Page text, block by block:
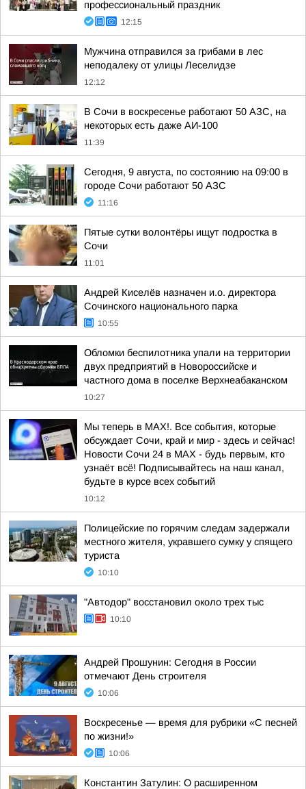
профессиональный праздник
12:15
Мужчина отправился за грибами в лес
неподалеку от улицы Леселидзе
12:12
В Сочи в воскресенье работают 50 АЗС, на
некоторых есть даже АИ-100
11:39
Сегодня, 9 августа, по состоянию на 09:00 в
городе Сочи работают 50 АЗС
11:16
Пятые сутки волонтёры ищут подростка в
Сочи
11:01
Андрей Киселёв назначен и.о. директора
Сочинского национального парка
10:55
Обломки беспилотника упали на территории
двух предприятий в Новороссийске и
частного дома в поселке Верхнеабаканском
10:27
Мы теперь в MAX!. Все события, которые
обсуждает Сочи, край и мир - здесь и сейчас!
Новости Сочи 24 в MAX - будь первым, кто
узнаёт всё! Подписывайтесь на наш канал,
будьте в курсе всех событий
10:12
Полицейские по горячим следам задержали
местного жителя, укравшего сумку у спящего
туриста
10:10
"Автодор" восстановил около трех тыс
10:10
Андрей Прошунин: Сегодня в России
отмечают День строителя
10:06
Воскресенье — время для рубрики «С песней
по жизни!»
10:06
Константин Затулин: О расширенном